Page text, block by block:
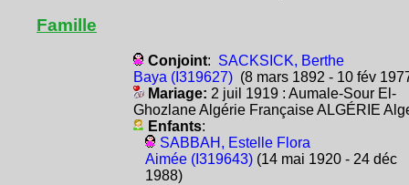
Famille
Conjoint: SACKSICK, Berthe
Baya (I319627)(8 mars 1892 - 10 fév
Mariage: 2 juil 1919 : Aumale-Sour El-
Ghozlane Algérie Française ALGÉRIE
Enfants:
SABBAH, Estelle Flora
Aimée (I319643)(14 mai 1920 - 24 déc
1988)